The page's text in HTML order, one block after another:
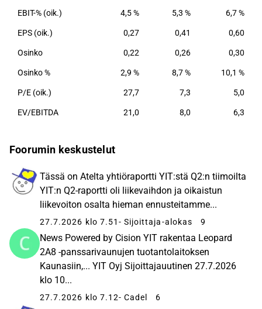
EBIT-% (oik.) 4,5 % 5,3 % 6,7 %
EPS (oik.) 0,27 0,41 0,60
Osinko 0,22 0,26 0,30
Osinko % 2,9 % 8,7 % 10,1 %
P/E (oik.) 27,7 7,3 5,0
EV/EBITDA 21,0 8,0 6,3
Foorumin keskustelut
Tässä on Atelta yhtiöraportti YIT:stä Q2:n tiimoilta
YIT:n Q2-raportti oli liikevaihdon ja oikaistun
liikevoiton osalta hieman ennusteitamme...
27.7.2026 klo 7.51 - Sijoittaja-alokas 9
News Powered by Cision YIT rakentaa Leopard
2A8 -panssarivaunujen tuotantolaitoksen
Kaunasiin,... YIT Oyj Sijoittajauutinen 27.7.2026
klo 10...
27.7.2026 klo 7.12- Cadel 6